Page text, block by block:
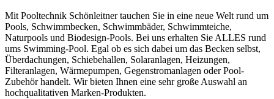
Mit Pooltechnik Schönleitner tauchen Sie in eine neue Welt rund um
Pools, Schwimmbecken, Schwimmbäder, Schwimmteiche,
Naturpools und Biodesign-Pools. Bei uns erhalten Sie ALLES rund
ums Swimming-Pool. Egal ob es sich dabei um das Becken selbst,
Überdachungen, Schiebehallen, Solaranlagen, Heizungen,
Filteranlagen, Wärmepumpen, Gegenstromanlagen oder Pool-
Zubehör handelt. Wir bieten Ihnen eine sehr große Auswahl an
hochqualitativen Marken-Produkten.